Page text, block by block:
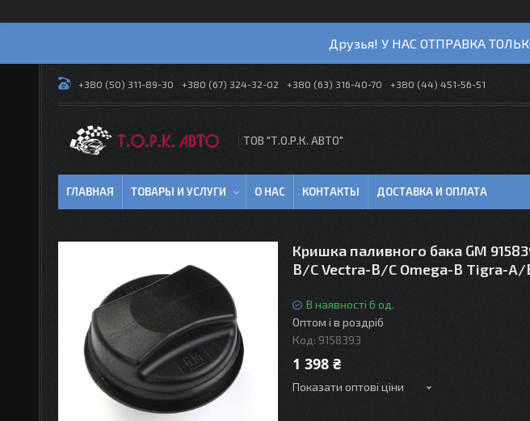
Друзья! У НАС ОТПРАВКА
+380 (50) 311-89-30 +380 (67) 324-32-02 +380 (63) 316-40-70 +380 (44) 451-56-51
ТОВ "Т.О.Р.К. АВТО"
ГЛАВНАЯ ТОВАРЫ И УСЛУГИ О НАС КОНТАКТЫ ДОСТАВКА И ОПЛАТА
Кришка паливного бака GM
B/C Vectra-B/C Omega-B Tigra-A/
В наявності 6 од.
Оптом і в роздріб
Код: 9158393
1 398 ₴
Показати оптові ціни